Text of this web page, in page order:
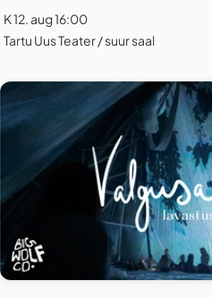
K 12. aug 16:00
Tartu Uus Teater / suur saal